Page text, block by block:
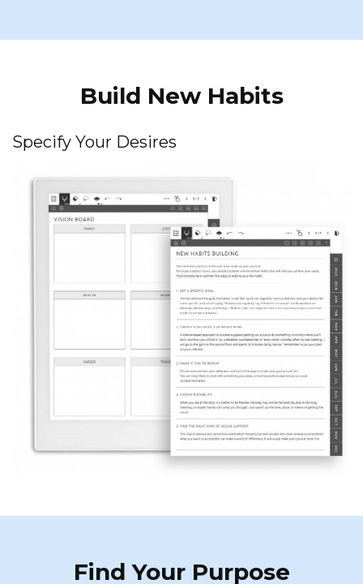
Build New Habits
Specify Your Desires
Find Your Purpose